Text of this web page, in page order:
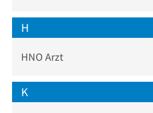
H
HNO Arzt
K